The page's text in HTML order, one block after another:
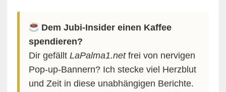
Dem Jubi-Insider einen Kaffee
spendieren?
Dir gefällt LaPalma1.netfrei von nervigen
Pop-up-Bannern? Ich stecke viel Herzblut
und Zeit in diese unabhängigen Berichte.